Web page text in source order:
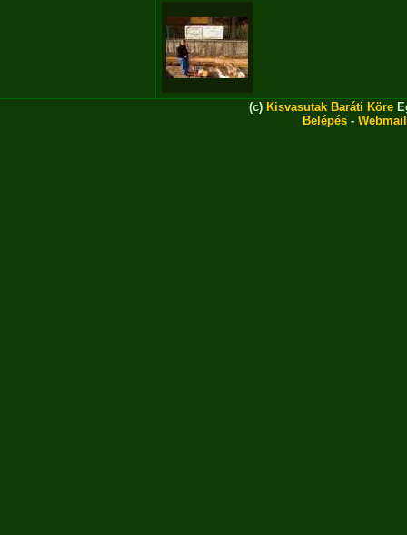
(c) Kisvasutak Baráti Köre
Belépés - Webmail